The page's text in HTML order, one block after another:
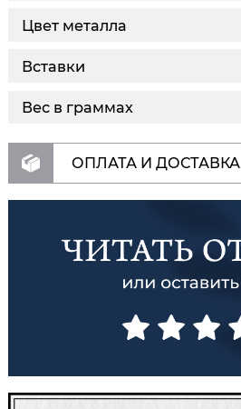
Цвет металла
Вставки
Вес в граммах
ОПЛАТА И ДОСТАВКА